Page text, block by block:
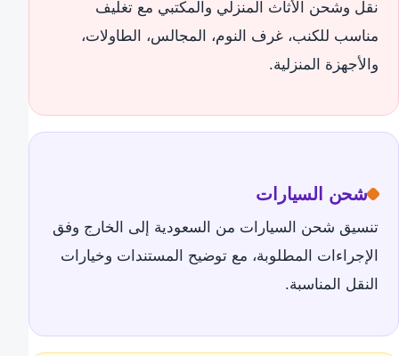
نقل وشحن الأثاث المنزلي والمكتبي مع تغليف
مناسب للكنب، غرف النوم، المجالس، الطاولات،
والأجهزة المنزلية.
شحن السيارات
تنسيق شحن السيارات من السعودية إلى الخارج وفق
الإجراءات المطلوبة، مع توضيح المستندات وخيارات
النقل المناسبة.